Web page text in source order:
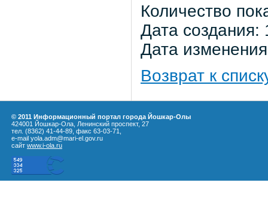
Количество
Дата
Дата
Возврат к
© 2011 Информационный портал города Йошкар-Олы
424001 Йошкар-Ола, Ленинский проспект, 27
тел. (8362) 41-44-89, факс 63-03-71,
e-mail yola.adm@mari-el.gov.ru
сайт www.i-ola.ru